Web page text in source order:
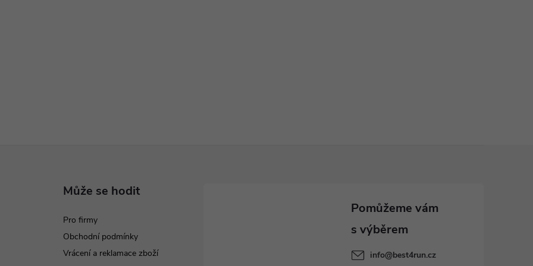
Může se hodit
Pro firmy
Obchodní podmínky
Vrácení a reklamace zboží
info@best4run.cz